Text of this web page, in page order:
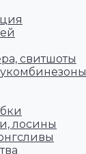
свитшоты
лосины